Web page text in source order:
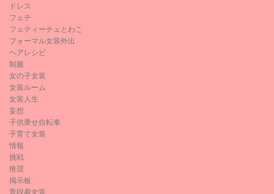
ドレス
フェチ
フェティーチェとわこ
フォーマル女装外出
ヘアレシピ
制服
女の子女装
女装ルーム
女装人生
妄想
子供乗せ自転車
子育て女装
情報
挑戦
推奨
掲示板